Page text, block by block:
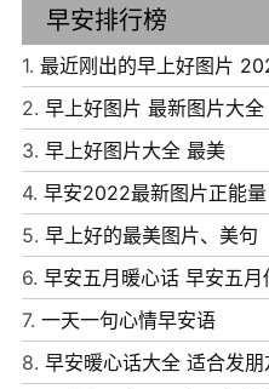
6、我们能成为什么样的人
于我们的选择，早安!
7、在人生的道路上，从来
而获一说。你不努力，就得
8、你不必和因果争吵，因
命运争吵，命运它是最公平
9、有的人你看了一辈子，
眼，却惦念了一生。早安!
早安排行榜
1. 最近刚出的早上好图片
2. 早上好图片 最新图片大全
3. 早上好图片大全 最美
4. 早安2022最新图片正能量
5. 早上好的最美图片、美句
6. 早安五月暖心话 早安五月
7. 一天一句心情早安语
8. 早安暖心话大全 适合发